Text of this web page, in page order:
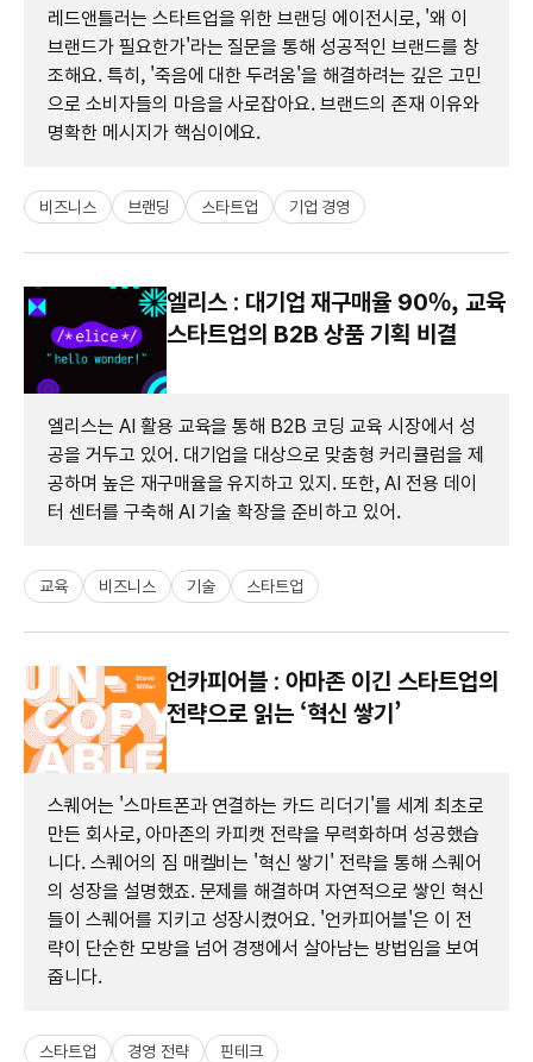
레드앤틀러는 스타트업을 위한 브랜딩 에이전시로, '왜 이
브랜드가 필요한가'라는 질문을 통해 성공적인 브랜드를 창
조해요. 특히, '죽음에 대한 두려움'을 해결하려는 깊은 고민
으로 소비자들의 마음을 사로잡아요. 브랜드의 존재 이유와
명확한 메시지가 핵심이에요.
비즈니스 브랜딩 스타트업 기업 경영
엘리스 : 대기업 재구매율 90%, 교육
스타트업의 B2B 상품 기획 비결
엘리스는 AI 활용 교육을 통해 B2B 코딩 교육 시장에서 성
공을 거두고 있어. 대기업을 대상으로 맞춤형 커리큘럼을 제
공하며 높은 재구매율을 유지하고 있지. 또한, AI 전용 데이
터 센터를 구축해 AI 기술 확장을 준비하고 있어.
교육 비즈니스 기술 스타트업
언카피어블 : 아마존 이긴 스타트업의
전략으로 읽는 ‘혁신 쌓기’
스퀘어는 '스마트폰과 연결하는 카드 리더기'를 세계 최초로
만든 회사로, 아마존의 카피캣 전략을 무력화하며 성공했습
니다. 스퀘어의 짐 매켈비는 '혁신 쌓기' 전략을 통해 스퀘어
의 성장을 설명했죠. 문제를 해결하며 자연적으로 쌓인 혁신
들이 스퀘어를 지키고 성장시켰어요. '언카피어블'은 이 전
략이 단순한 모방을 넘어 경쟁에서 살아남는 방법임을 보여
줍니다.
스타트업 경영 전략 핀테크